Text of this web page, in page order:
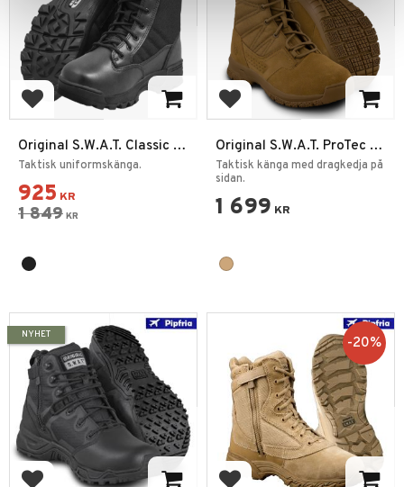
Lägg till i favoriter
Original S.W.A.T. Classic 9"
Safety EN
Taktisk uniformskänga.
925 KR
1 849 KR
Lägg till i favoriter
Original S.W.A.T. ProTec 8”
SZ – Taktiska Kängor
Taktisk känga med dragkedja på
sidan.
1 699 KR
NYHET 20%